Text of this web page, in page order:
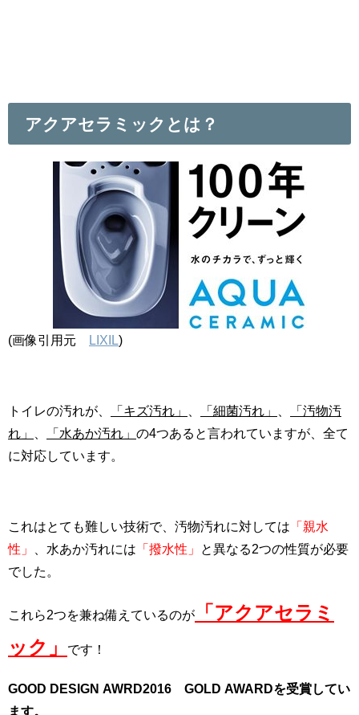
アクアセラミックとは？
(画像引用元 LIXIL )
トイレの汚れが、 「キズ汚れ」 「細菌汚れ」
「汚物汚
れ」
「水あか汚れ」 の4つあると言われていますが、全て
に対応しています。
これはとても難しい技術で、汚物汚れに対しては 「親水
性」
、水あか汚れには 「撥水性」
と異なる2つの性質が必要
でした。
これら2つを兼ね備えているのが
「アクアセラミ
ック」
です！
GOOD DESIGN AWRD2016 GOLD AWARDを受賞してい
ます。